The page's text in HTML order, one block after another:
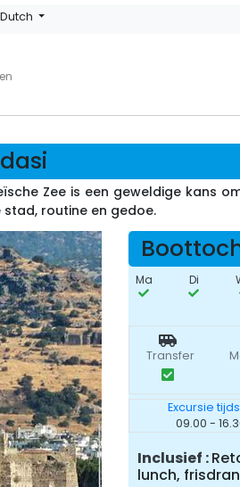
Dutch
Zee is een geweldige kans
routine en gedoe.
Ma Di
Transfer
Excursie
09.00 -
Inclusief
lunch,